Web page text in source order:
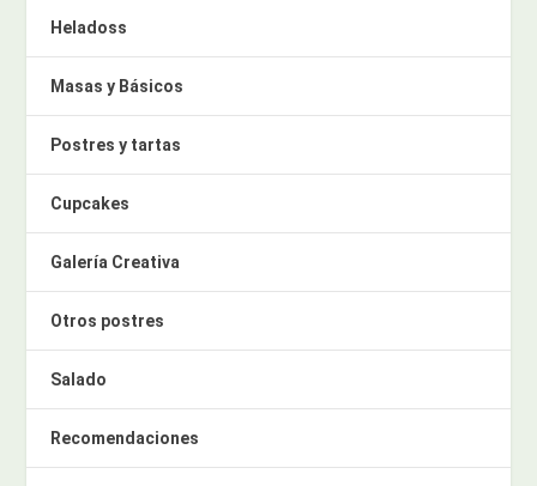
Heladoss
Masas y Básicos
Postres y tartas
Cupcakes
Galería Creativa
Otros postres
Salado
Recomendaciones